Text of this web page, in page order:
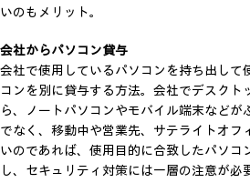
いのもメリット。
会社からパソコン貸与
会社で使用しているパソコンを持ち出して
コンを別に貸与する方法。会社でデスクト
ら、ノートパソコンやモバイル端末などが
でなく、移動中や営業先、サテライトオフ
いのであれば、使用目的に合致したパソコ
し、セキュリティ対策には一層の注意が必